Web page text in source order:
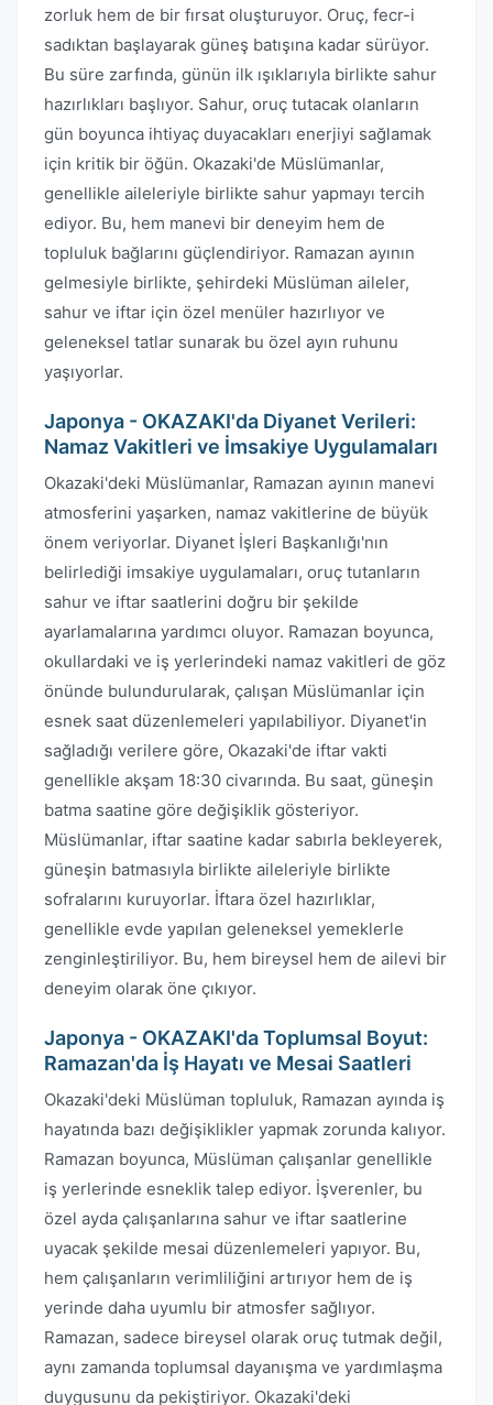
zorluk hem de bir fırsat oluşturuyor. Oruç, fecr-i
sadıktan başlayarak güneş batışına kadar sürüyor.
Bu süre zarfında, günün ilk ışıklarıyla birlikte sahur
hazırlıkları başlıyor. Sahur, oruç tutacak olanların
gün boyunca ihtiyaç duyacakları enerjiyi sağlamak
için kritik bir öğün. Okazaki'de Müslümanlar,
genellikle aileleriyle birlikte sahur yapmayı tercih
ediyor. Bu, hem manevi bir deneyim hem de
topluluk bağlarını güçlendiriyor. Ramazan ayının
gelmesiyle birlikte, şehirdeki Müslüman aileler,
sahur ve iftar için özel menüler hazırlıyor ve
geleneksel tatlar sunarak bu özel ayın ruhunu
yaşıyorlar.
Japonya - OKAZAKI'da Diyanet Verileri:
Namaz Vakitleri ve İmsakiye Uygulamaları
Okazaki'deki Müslümanlar, Ramazan ayının manevi
atmosferini yaşarken, namaz vakitlerine de büyük
önem veriyorlar. Diyanet İşleri Başkanlığı'nın
belirlediği imsakiye uygulamaları, oruç tutanların
sahur ve iftar saatlerini doğru bir şekilde
ayarlamalarına yardımcı oluyor. Ramazan boyunca,
okullardaki ve iş yerlerindeki namaz vakitleri de göz
önünde bulundurularak, çalışan Müslümanlar için
esnek saat düzenlemeleri yapılabiliyor. Diyanet'in
sağladığı verilere göre, Okazaki'de iftar vakti
genellikle akşam 18:30 civarında. Bu saat, güneşin
batma saatine göre değişiklik gösteriyor.
Müslümanlar, iftar saatine kadar sabırla bekleyerek,
güneşin batmasıyla birlikte aileleriyle birlikte
sofralarını kuruyorlar. İftara özel hazırlıklar,
genellikle evde yapılan geleneksel yemeklerle
zenginleştiriliyor. Bu, hem bireysel hem de ailevi bir
deneyim olarak öne çıkıyor.
Japonya - OKAZAKI'da Toplumsal Boyut:
Ramazan'da İş Hayatı ve Mesai Saatleri
Okazaki'deki Müslüman topluluk, Ramazan ayında iş
hayatında bazı değişiklikler yapmak zorunda kalıyor.
Ramazan boyunca, Müslüman çalışanlar genellikle
iş yerlerinde esneklik talep ediyor. İşverenler, bu
özel ayda çalışanlarına sahur ve iftar saatlerine
uyacak şekilde mesai düzenlemeleri yapıyor. Bu,
hem çalışanların verimliliğini artırıyor hem de iş
yerinde daha uyumlu bir atmosfer sağlıyor.
Ramazan, sadece bireysel olarak oruç tutmak değil,
aynı zamanda toplumsal dayanışma ve yardımlaşma
duygusunu da pekiştiriyor. Okazaki'deki